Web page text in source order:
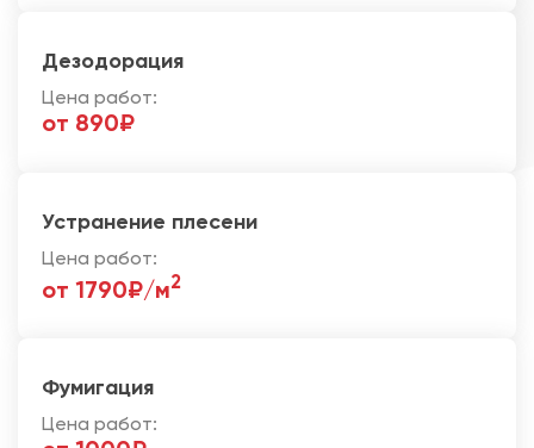
Дезодорация
Цена работ:
от 890₽
Устранение плесени
Цена работ:
от 1790₽/м2
Фумигация
Цена работ: